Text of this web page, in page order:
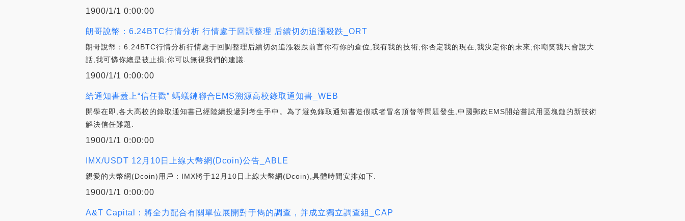
1900/1/1 0:00:00
朗哥說幣：6.24BTC行情分析 行情處于回調整理 后續切勿追漲殺跌_ORT
朗哥說幣：6.24BTC行情分析行情處于回調整理后續切勿追漲殺跌前言你有你的倉位,我有我的技術;你否定我的現在,我決定你的未來;你嘲笑我只會說大
話,我可憐你總是被止損;你可以無視我們的建議.
1900/1/1 0:00:00
給通知書蓋上“信任戳” 螞蟻鏈聯合EMS溯源高校錄取通知書_WEB
開學在即,各大高校的錄取通知書已經陸續投遞到考生手中。為了避免錄取通知書造假或者冒名頂替等問題發生,中國郵政EMS開始嘗試用區塊鏈的新技術
解決信任難題.
1900/1/1 0:00:00
IMX/USDT 12月10日上線大幣網(Dcoin)公告_ABLE
親愛的大幣網(Dcoin)用戶：IMX將于12月10日上線大幣網(Dcoin),具體時間安排如下.
1900/1/1 0:00:00
A&T Capital：將全力配合有關單位展開對于雋的調查，并成立獨立調查組_CAP